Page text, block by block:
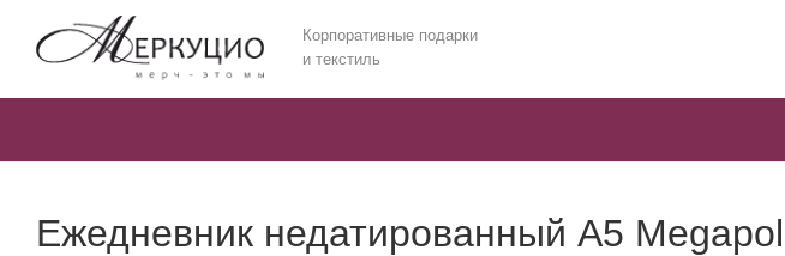
Корпоративные подарки
и текстиль
Ежедневник недатированный А5